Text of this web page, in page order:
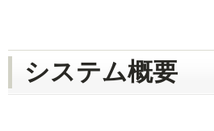
システム概要